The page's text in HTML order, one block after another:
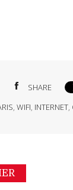
SHARE
, WIFI, INTERNET,